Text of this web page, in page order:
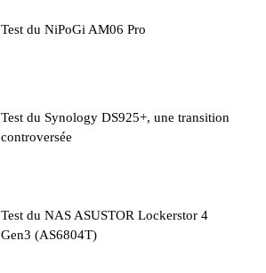
Test du NiPoGi AM06 Pro
Test du Synology DS925+, une transition
controversée
Test du NAS ASUSTOR Lockerstor 4
Gen3 (AS6804T)